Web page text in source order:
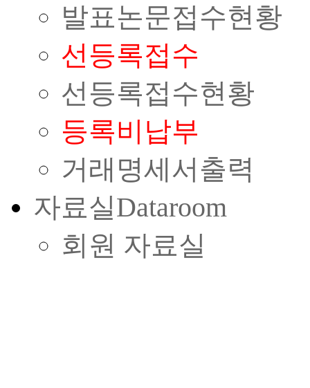
발표논문접수현황
선등록접수
선등록접수현황
등록비납부
거래명세서출력
자료실Dataroom
회원 자료실